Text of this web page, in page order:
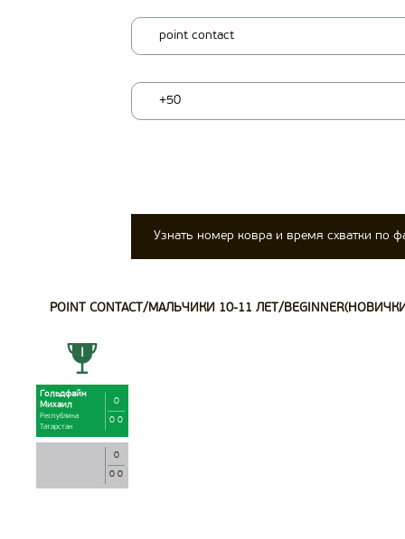
point contact
+50
Узнать номер ковра и время схватки по
POINT CONTACT/МАЛЬЧИКИ 10-11 ЛЕТ/
Гольдфайн
Михаил
Республика
Татарстан
0
0 0
0
0 0